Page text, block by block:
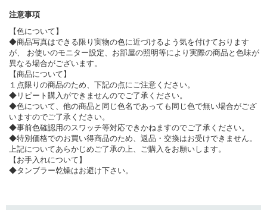
注意事項
【色について】
◆商品写真はできる限り実物の色に近づけるよう気を付けております
が、 お使いのモニター設定、お部屋の照明等により実際の商品と色味が
異なる場合がございます。
【商品について】
１点限りの商品のため、下記の点にご注意ください。
◆リピート購入ができませんのでご了承ください。
◆色について、他の商品と同じ色名であっても同じ色で無い場合がござ
いますのでご了承ください。
◆事前色確認用のスワッチ等対応できかねますのでご了承ください。
◆特別価格でのお買い得商品のため、返品・交換はお受けできません。
上記についてあらかじめご了承の上、ご購入をお願いします。
【お手入れについて】
◆タンブラー乾燥はお避け下さい。